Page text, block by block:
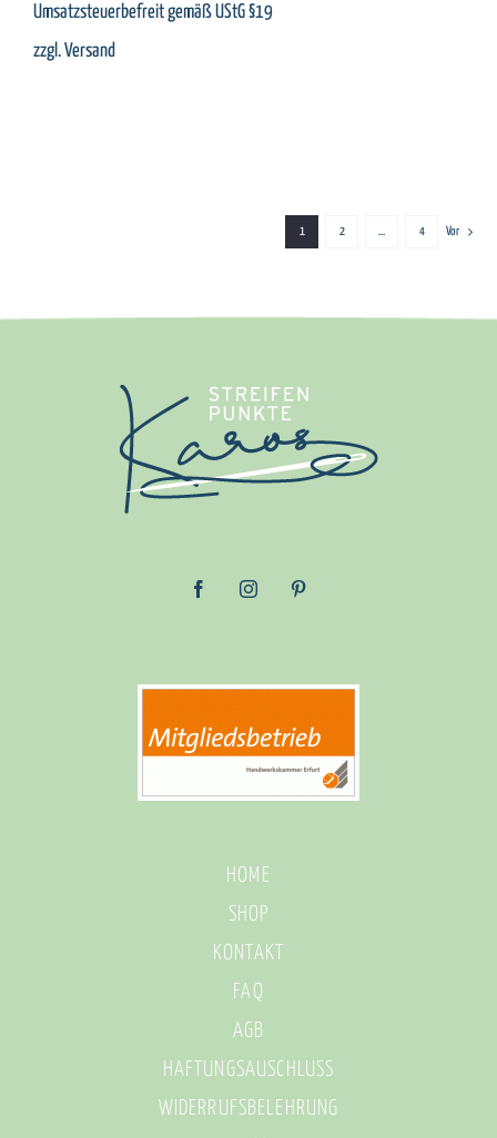
Umsatzsteuerbefreit gemäß UStG §19
zzgl.Versand
1 2 … 4 Vor
HOME
SHOP
KONTAKT
FAQ
AGB
HAFTUNGSAUSCHLUSS
WIDERRUFSBELEHRUNG